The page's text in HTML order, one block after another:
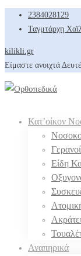
2384028129
Ταγμτάρχη
kilikli.gr
Είμαστε ανοιχτά
Κατ’οίκον
Είδη
Αναπηρικά